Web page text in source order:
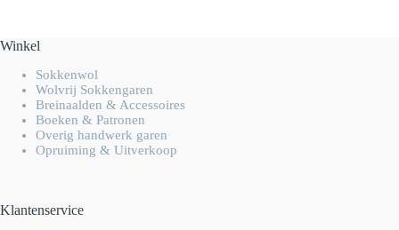
Winkel
Sokkenwol
Wolvrij Sokkengaren
Breinaalden & Accessoires
Boeken & Patronen
Overig handwerk garen
Opruiming & Uitverkoop
Klantenservice